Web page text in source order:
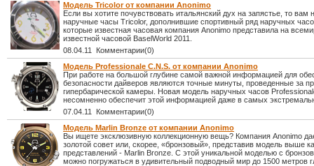
Модель Tricolor от компании Anonimo
Если вы хотите почувствовать итальянский дух на запястье, то вам
наручные часы Tricolor, дополнившие спортивный ряд наручных
которые известная часовая компания Anonimo представила на
известной часовой BaselWorld 2011.
08.04.11 Комментарии(0)
Модель Professionale C.N.S. от компании Anonimo
При работе на большой глубине самой важной информацией для
безопасности дайверов являются точные минуты, проведенные за
гипербарической камеры. Новая модель наручных часов
несомненно обеспечит этой информацией даже в самых
07.04.11 Комментарии(0)
Модель Marlin Bronze от компании Anonimo
Вы ищете эксклюзивную коллекционную вещь? Компания Anonimo
золотой совет или, скорее, «бронзовый», представив модель выше
представлений - Marlin Bronze. С этой уникальной моделью с
можно погружаться в удивительный подводный мир до 1500 метров